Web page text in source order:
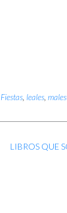
Fiestas leales
LIBROS QUE